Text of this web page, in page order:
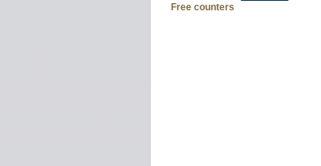
Free counters